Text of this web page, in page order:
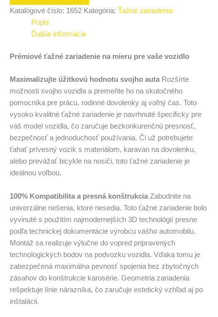
Katalógové číslo: 1652 Kategória: Ťažné zariadenia
Popis
Ďalšie informácie
Prémiové ťažné zariadenie na mieru pre vaše vozidlo
Maximalizujte úžitkovú hodnotu svojho autaRozšírte
možnosti svojho vozidla a premeňte ho na skutočného
pomocníka pre prácu, rodinné dovolenky aj voľný čas. Toto
vysoko kvalitné ťažné zariadenie je navrhnuté špecificky pre
váš model vozidla, čo zaručuje bezkonkurenčnú presnosť,
bezpečnosť a jednoduchosť používania. Či už potrebujete
ťahať prívesný vozík s materiálom, karavan na dovolenku,
alebo prevážať bicykle na nosiči, toto ťažné zariadenie je
ideálnou voľbou.
100% Kompatibilita a presná konštrukcia Zabudnite na
univerzálne riešenia, ktoré nesedia. Toto ťažné zariadenie bolo
vyvinuté s použitím najmodernejších 3D technológií presne
podľa technickej dokumentácie výrobcu vášho automobilu.
Montáž sa realizuje výlučne do vopred pripravených
technologických bodov na podvozku vozidla. Vďaka tomu je
zabezpečená maximálna pevnosť spojenia bez zbytočných
zásahov do konštrukcie karosérie. Geometria zariadenia
rešpektuje línie nárazníka, čo zaručuje estetický vzhľad aj po
inštalácii.